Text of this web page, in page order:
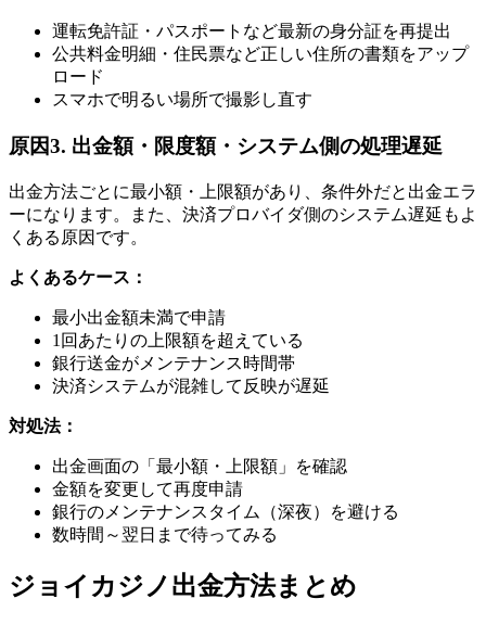
運転免許証・パスポートなど最新の身分証を再提出
公共料金明細・住民票など正しい住所の書類をアップ
ロード
スマホで明るい場所で撮影し直す
原因3. 出金額・限度額・システム側の処理遅延
出金方法ごとに最小額・上限額があり、条件外だと出金エラ
ーになります。また、決済プロバイダ側のシステム遅延もよ
くある原因です。
よくあるケース：
最小出金額未満で申請
1回あたりの上限額を超えている
銀行送金がメンテナンス時間帯
決済システムが混雑して反映が遅延
対処法：
出金画面の「最小額・上限額」を確認
金額を変更して再度申請
銀行のメンテナンスタイム（深夜）を避ける
数時間～翌日まで待ってみる
ジョイカジノ出金方法まとめ